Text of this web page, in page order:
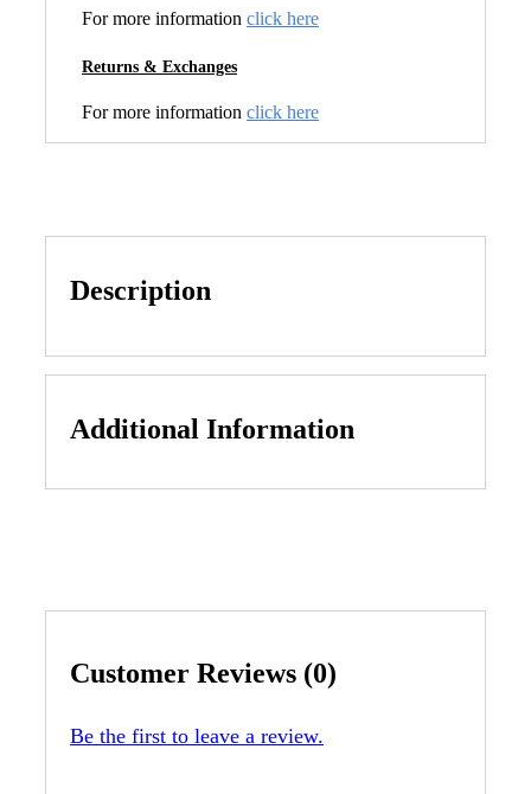
For more information click here
Returns & Exchanges
For more information click here
Description
Additional Information
Customer Reviews (0)
Be the first to leave a review.